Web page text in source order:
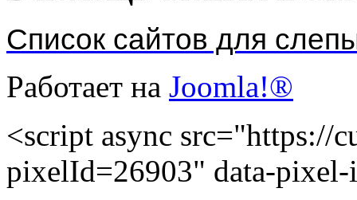
Список сайтов для
Работает на Joomla!®
<script async src="https://
pixelId=26903" data-